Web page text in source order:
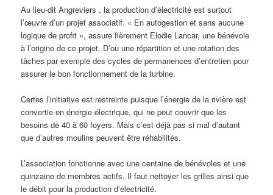
Au lieu-dit Angreviers , la production d’électricité est surtout
l’œuvre d’un projet associatif. « En autogestion et sans aucune
logique de profit », assure fièrement Elodie Lancar, une bénévole
à l’origine de ce projet. D’où une répartition et une rotation des
tâches par exemple des cycles de permanences d’entretien pour
assurer le bon fonctionnement de la turbine.
Certes l’initiative est restreinte puisque l’énergie de la rivière est
convertie en énergie électrique, qui ne peut couvrir que les
besoins de 40 à 60 foyers. Mais c’est déjà pas si mal d’autant
que d’autres moulins peuvent être réhabilités.
L’association fonctionne avec une centaine de bénévoles et une
quinzaine de membres actifs. Il faut nettoyer les grilles ainsi que
le débit pour la production d’électricité.